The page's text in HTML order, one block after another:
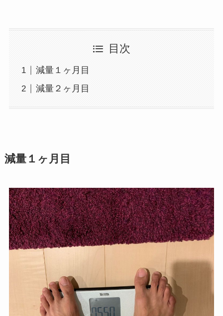
目次
減量１ヶ月目
減量２ヶ月目
減量１ヶ月目